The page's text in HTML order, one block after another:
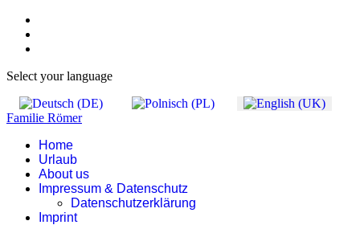
Select your language
Familie Römer
Home
Urlaub
About us
Impressum & Datenschutz
Datenschutzerklärung
Imprint